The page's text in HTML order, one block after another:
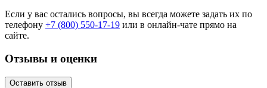
Если у вас остались вопросы, вы всегда можете задать их по
телефону +7 (800) 550-17-19 или в онлайн-чате прямо на
сайте.
Отзывы и оценки
Оставить отзыв